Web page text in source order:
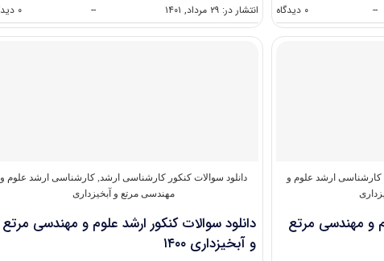
-- ۰ دیدگاه
گرایش
های
انتشار در: ۲۹ مرداد, ۱۴۰۱ -- ۰ دیدگاه
کارشناسی ارشد علوم و
و ﻣﻬﻨﺪسی ﻣﺮﺗﻊ
دانلود سوالات کنکور کارشناسی ارشد, کارشناسی ارشد علوم و
مهندسی مرتع و آبخیزداری
دانلود سوالات کنکور ارشد ﻋﻠﻮم و ﻣﻬﻨﺪسی ﻣﺮﺗﻊ
و آﺑﺨﻴﺰداری ۱۴۰۰